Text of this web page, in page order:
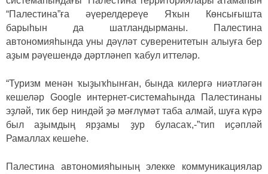
“Палестина”ға әүерелдереүе Яҡын Көнсығышта
барыһын да шатландырманы. Палестина
автономияһында уны дәүләт суверенитетын алыуға бер
аҙым рәүешендә дәртләнеп ҡабул иттеләр.
“Туризм менән ҡыҙыҡһынған, бында килергә ниәтләгән
кешеләр Googlе интернет-системаһында Палестинаны
эҙләй, тик бер ниндәй ҙә мәғлүмәт таба алмай, шуға күрә
был аҙымдың ярҙамы ҙур буласаҡ,-”тип иҫәпләй
Рамаллах кешеһе.
Палестина автономияһының элекке коммуникациялар